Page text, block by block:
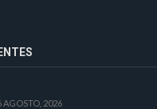
AGOSTO, 2026